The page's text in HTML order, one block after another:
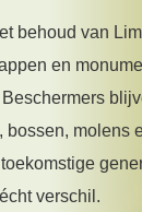
behoud van
en
bossen, molens
verschil.